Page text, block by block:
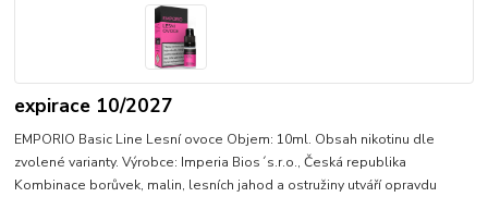
expirace 10/2027
EMPORIO Basic Line Lesní ovoce Objem: 10ml. Obsah nikotinu dle
zvolené varianty. Výrobce: Imperia Bios´s.r.o., Česká republika
Kombinace borůvek, malin, lesních jahod a ostružiny utváří opravdu